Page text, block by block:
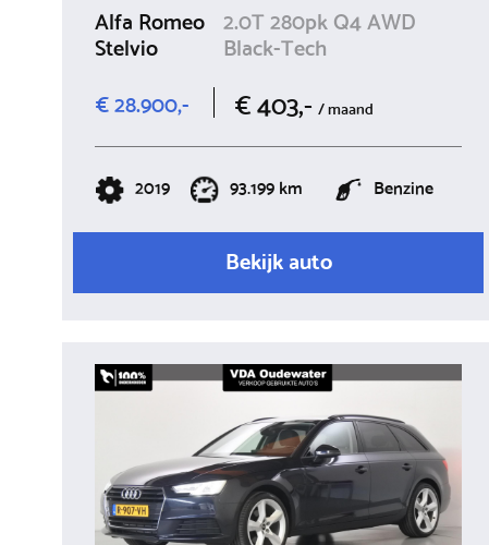
Alfa Romeo
Stelvio
2.0T 280pk Q4 AWD
Black-Tech
€ 28.900,-
€ 403,-/ maand
2019 93.199 km Benzine
Bekijk auto